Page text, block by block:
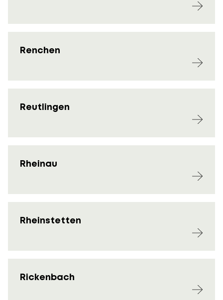
Renchen
Reutlingen
Rheinau
Rheinstetten
Rickenbach